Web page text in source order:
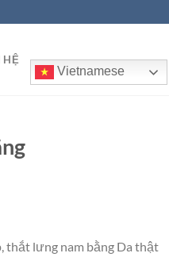
HỆ
Vietnamese
thắt lưng nam bằng Da thật